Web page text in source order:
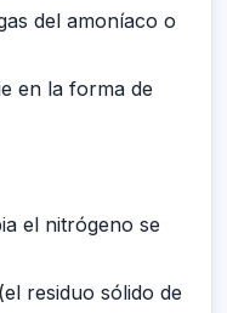
del amoníaco o
en la forma de
el nitrógeno se
residuo sólido de